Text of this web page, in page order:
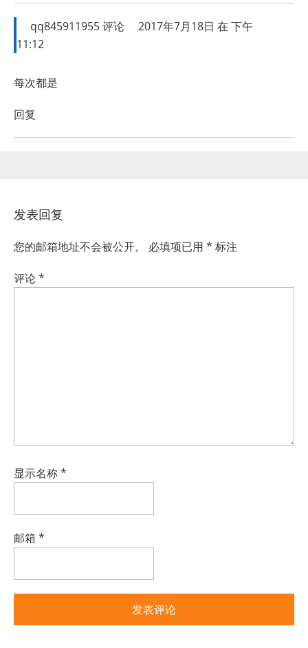
qq845911955评论
2017年7月18日 在 下午
11:12
每次都是
回复
发表回复
您的邮箱地址不会被公开。 必填项已用 * 标注
评论*
显示名称*
邮箱 *